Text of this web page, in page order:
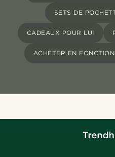
SETS DE
CADEAUX POUR LUI
ACHETER EN